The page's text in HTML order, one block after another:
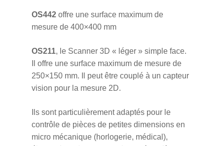
OS442 offre une surface maximum de
mesure de 400×400 mm
OS211, le Scanner 3D « léger » simple face.
Il offre une surface maximum de mesure de
250×150 mm. Il peut être couplé à un capteur
vision pour la mesure 2D.
Ils sont particulièrement adaptés pour le
contrôle de pièces de petites dimensions en
micro mécanique (horlogerie, médical),